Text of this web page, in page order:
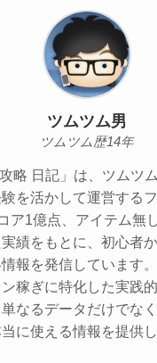
ツムツム男
ツムツム歴14年
攻略 日記」は、ツムツ
を活かして運営する
ア1億点、アイテム無
績をもとに、初心者
報を発信しています
稼ぎに特化した実践
なるデータだけでな
に使える情報を提供し